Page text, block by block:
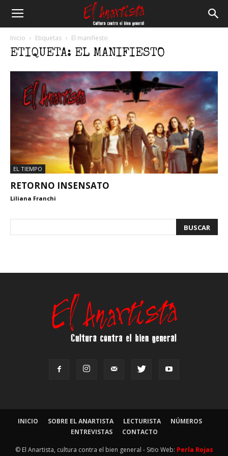
Inicio Etiquetas El manifiesto
ETIQUETA: EL MANIFIESTO
EL TIEMPO
RETORNO INSENSATO
Liliana Franchi
INICIO SOBRE EL ANARTISTA LECTURISTA
NÚMEROS
ENTREVISTAS
CONTACTO
© El Anartista, cultura contra el bien general - Sitio Web: Perla Rojas